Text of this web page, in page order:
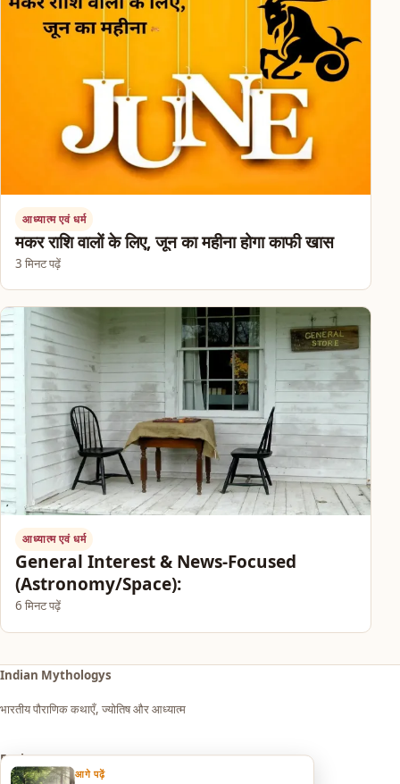
आध्यात्म एवं धर्म
मकर राशि वालों के लिए, जून का महीना होगा काफी खास
3 मिनट पढ़ें
आध्यात्म एवं धर्म
General Interest & News-Focused
(Astronomy/Space):
6 मिनट पढ़ें
आगे पढ़ें
Indian Mythologys
भारतीय पौराणिक कथाएँ, ज्योतिष और आध्यात्म
Explore